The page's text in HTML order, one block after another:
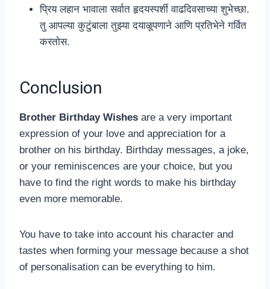
प्रिय लहान भावाला सर्वात हृदयस्पर्शी वाढदिवसाच्या शुभेच्छा.
तु आपल्या कुटुंबाला तुझ्या दयाळूपणाने आणि प्रतिभेने गर्वित
करतोस.
Conclusion
Brother Birthday Wishes are a very important
expression of your love and appreciation for a
brother on his birthday. Birthday messages, a joke,
or your reminiscences are your choice, but you
have to find the right words to make his birthday
even more memorable.
You have to take into account his character and
tastes when forming your message because a shot
of personalisation can be everything to him.